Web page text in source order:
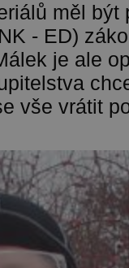
měl být
- ED)
je ale
vše vrátit